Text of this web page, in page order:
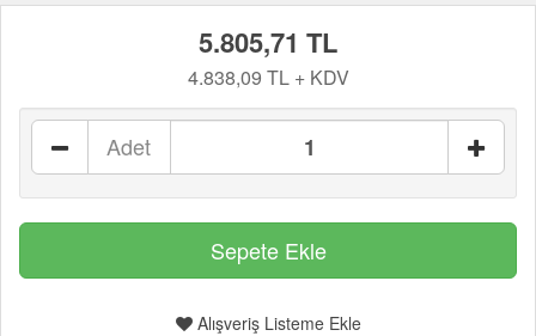
5.805,71 TL
4.838,09 TL + KDV
Adet
Alışveriş Listeme Ekle